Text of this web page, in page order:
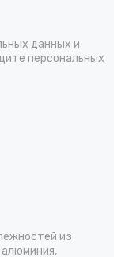
данных и
персональных
из